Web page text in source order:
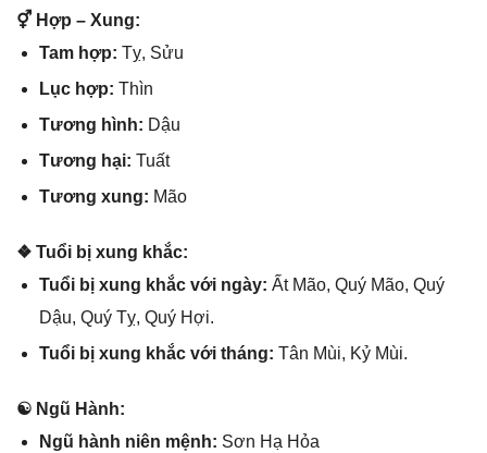
⚥ Hợp – Xung:
Tam hợp: Tỵ, Sửu
Lục hợp: Thìn
Tươnɡ hình: Dậu
Tươnɡ hại: Tuất
Tươnɡ xung: Mão
❖ Tuổi bị xunɡ khắc:
Tuổi bị xunɡ khắc với ngày: Ất Mão, Quý Mão, Quý
Dậu, Quý Tỵ, Quý Hợi.
Tuổi bị xunɡ khắc với tháng: Tân Mùi, Kỷ Mùi.
☯ Ngũ Hành:
Ngũ hành niên mệnh: Sơn Hạ Hỏa